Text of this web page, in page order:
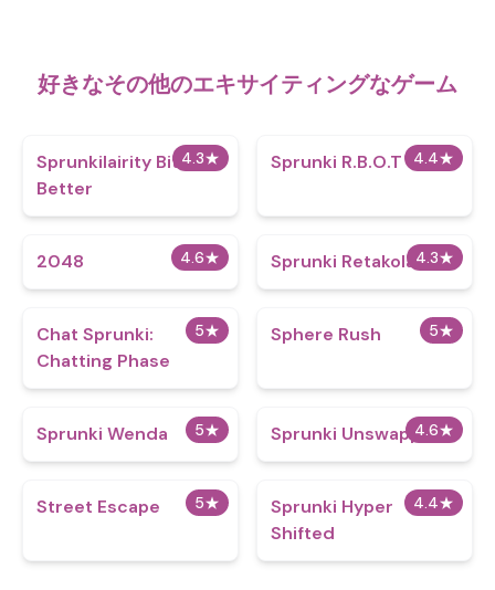
好きなその他のエキサイティングなゲーム
4.3★
Sprunkilairity Bit
Better
4.4★
Sprunki R.B.O.T
4.6★
2048 4.3★
Sprunki Retakolality
5★
Chat Sprunki:
Chatting Phase
5★
Sphere Rush
5★
Sprunki Wenda 4.6★
Sprunki Unswapped
5★
Street Escape 4.4★
Sprunki Hyper
Shifted